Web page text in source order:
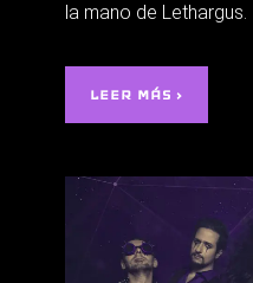
la mano de Lethargus.
LEER MÁS ›